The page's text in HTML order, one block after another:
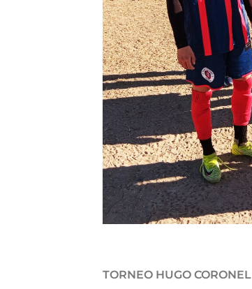
TORNEO HUGO CORONEL